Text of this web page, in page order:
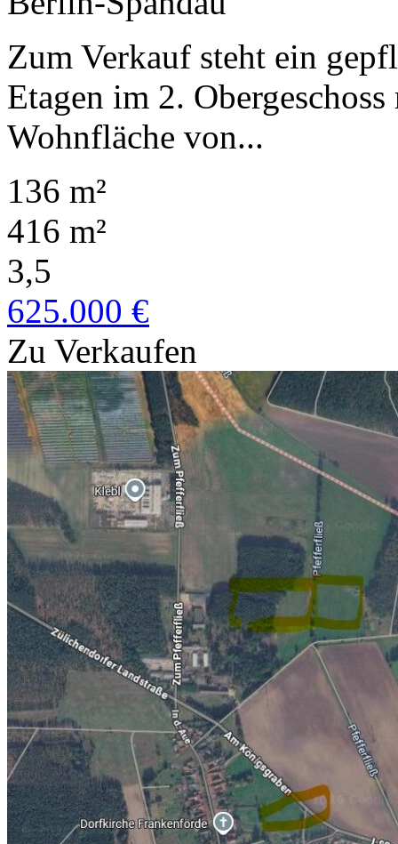
Zum Verkauf steht ein
Etagen im 2.
Wohnfläche von...
136 m²
416 m²
3,5
625.000 €
Zu Verkaufen